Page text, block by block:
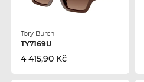
Tory Burch
TY7169U
4 415,90 Kč